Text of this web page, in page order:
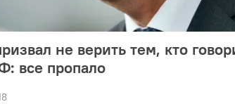
не верить тем, кто
все пропало